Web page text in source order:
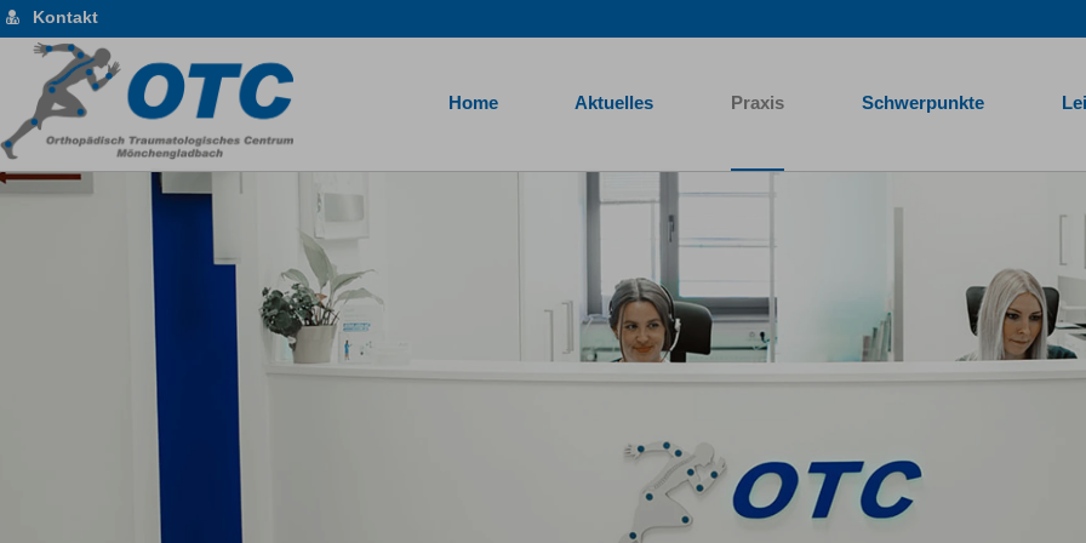
Kontakt
Home Aktuelles Praxis Schwerpunkte
Das Orthopädisch-Traumatologische Centrum Mönchengladbach heißt Sie